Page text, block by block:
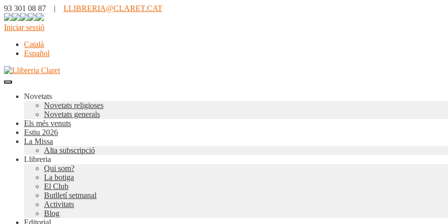
93 301 08 87 | LLIBRERIA@CLARET.CAT
Iniciar sessió
Català
Español
Novetats
Novetats religioses
Novetats generals
Els més venuts
Estiu 2026
La Missa
Alta subscripció
Llibreria
Qui som?
La botiga
El Club
Butlletí setmanal
Activitats
Blog
Editorial